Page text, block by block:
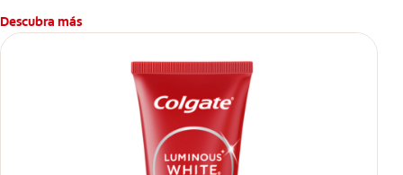
Descubra más